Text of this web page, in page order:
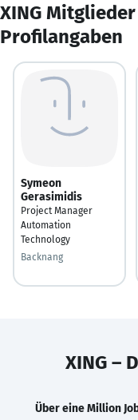
XING
Profilangaben
Symeon
Gerasimidis
Project Manager
Automation
Technology
Backnang
XING –
Über eine Million